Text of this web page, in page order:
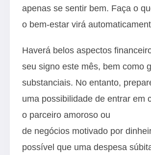
apenas se sentir bem. Faça o
o bem-estar virá
Haverá belos aspectos
seu signo este mês, bem como
substanciais. No entanto,
uma possibilidade de entrar em
o parceiro amoroso ou
de negócios motivado por
possível que uma despesa